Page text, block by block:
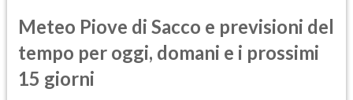
Meteo Piove di Sacco e previsioni del
tempo per oggi, domani e i prossimi
15 giorni